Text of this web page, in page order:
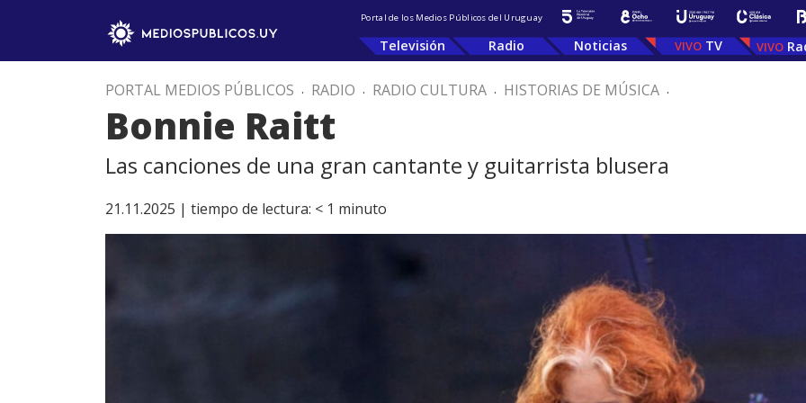
Portal de los Medios Públicos del Uruguay
Televisión Radio Noticias TV
PORTAL MEDIOS PÚBLICOS . RADIO . RADIO CULTURA . HISTORIAS DE MÚSICA .
Bonnie Raitt
Las canciones de una gran cantante y guitarrista blusera
21.11.2025 | tiempo de lectura: < 1 minuto